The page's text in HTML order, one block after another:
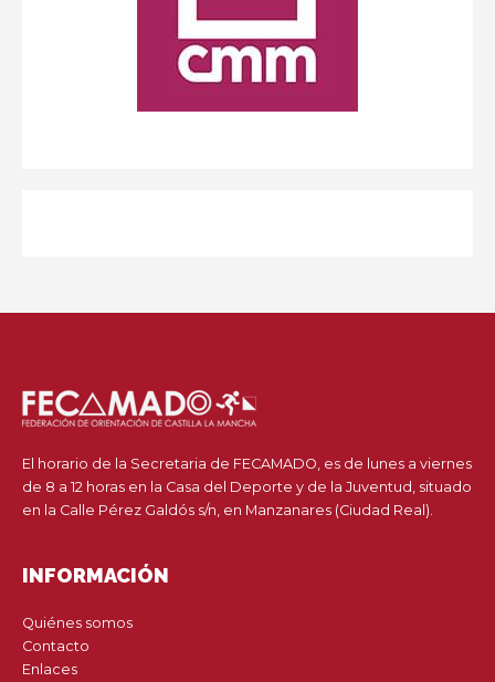
El horario de la Secretaria de FECAMADO, es de lunes a viernes
de 8 a 12 horas en la Casa del Deporte y de la Juventud, situado
en la Calle Pérez Galdós s/n, en Manzanares (Ciudad Real).
INFORMACIÓN
Quiénes somos
Contacto
Enlaces